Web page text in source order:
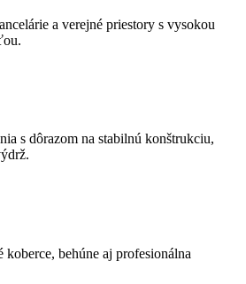
a verejné priestory s vysokou
s dôrazom na stabilnú konštrukciu,
koberce, behúne aj profesionálna